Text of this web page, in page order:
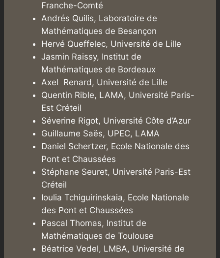
Franche-Comté
Andrés Quilis, Laboratoire de
Mathématiques de Besançon
Hervé Queffelec, Université de Lille
Jasmin Raissy, Institut de
Mathématiques de Bordeaux
Axel Renard, Université de Lille
Quentin Rible, LAMA, Université Paris-
Est Créteil
Séverine Rigot, Université Côte d’Azur
Guillaume Saës, UPEC, LAMA
Daniel Schertzer, Ecole Nationale des
Pont et Chaussées
Stéphane Seuret, Université Paris-Est
Créteil
Ioulia Tchiguirinskaia, Ecole Nationale
des Pont et Chaussées
Pascal Thomas, Institut de
Mathématiques de Toulouse
Béatrice Vedel, LMBA, Université de